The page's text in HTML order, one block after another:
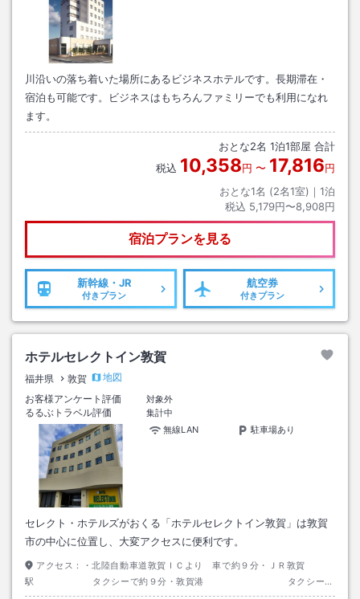
川沿いの落ち着いた場所にあるビジネスホテルです。長期滞在・
宿泊も可能です。ビジネスはもちろんファミリーでも利用になれ
ます。
おとな2名 1泊1部屋 合計
税込 10,358円 〜 17,816円
おとな1名 (2名1室)｜ 1泊
税込 5,179円〜8,908円
宿泊プランを見る
新幹線・JR
付きプラン
航空券
付きプラン
ホテルセレクトイン敦賀
福井県 敦賀
地図
お客様アンケート評価
対象外
るるぶトラベル評価
集計中
無線LAN
駐車場あり
セレクト・ホテルズがおくる「ホテルセレクトイン敦賀」は敦賀
市の中心に位置し、大変アクセスに便利です。
アクセス：
・北陸自動車道敦賀ＩＣより 車で約９分・ＪＲ敦賀
駅 タクシーで約９分・敦賀港 タクシーで